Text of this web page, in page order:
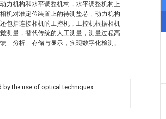
力机构和水平调整机构，水平调整机构上
机对准定位装置上的待测盐芯，动力机构
包括连接相机的工控机，工控机根据相机
测量，替代传统的人工测量，测量过程高
、分析、存储与显示，实现数字化检测。
by the use of optical techniques